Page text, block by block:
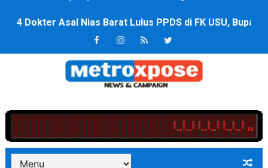
OKU Timur Jalin Komunikasi ke semua Stackholder
DPRD Kota Bekasi Minta Penanganan Pencemaran
Jelang HUT RI ke 81Turnamen Olah Anak Muda Kota
Bobby Nasution Fokus Infrastruktur Daerah saat